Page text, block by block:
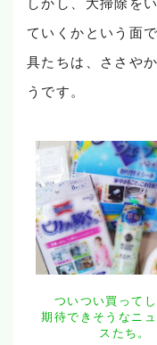
ていくかという面
具たちは、ささや
うです。
ついつい買って
期待できそうなニ
スたち。